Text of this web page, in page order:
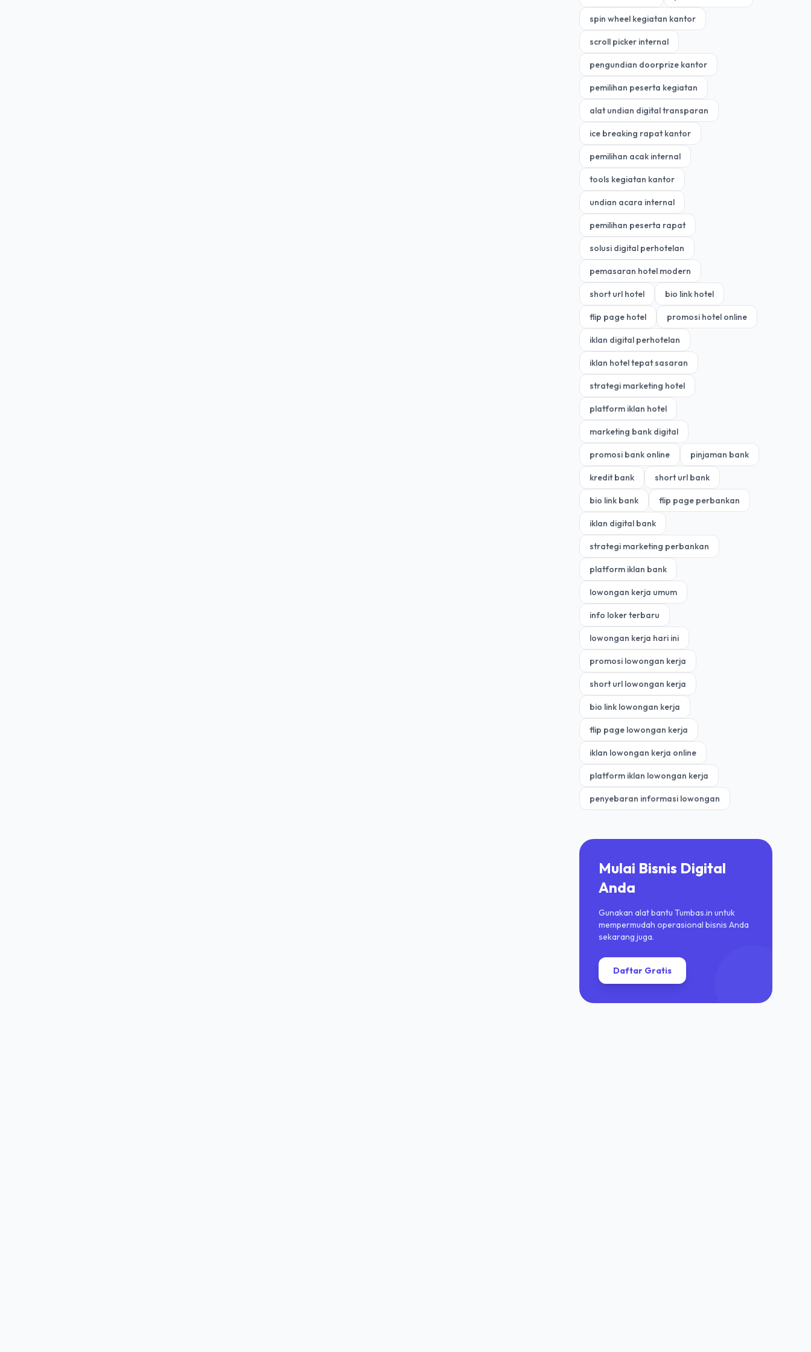
spin wheel kegiatan kantor
scroll picker internal
pengundian doorprize kantor
pemilihan peserta kegiatan
alat undian digital transparan
ice breaking rapat kantor
pemilihan acak internal
tools kegiatan kantor
undian acara internal
pemilihan peserta rapat
solusi digital perhotelan
pemasaran hotel modern
short url hotel bio link hotel
flip page hotel promosi hotel online
iklan digital perhotelan
iklan hotel tepat sasaran
strategi marketing hotel
platform iklan hotel
marketing bank digital
promosi bank online pinjaman bank
kredit bank short url bank
bio link bank flip page perbankan
iklan digital bank
strategi marketing perbankan
platform iklan bank
lowongan kerja umum
info loker terbaru
lowongan kerja hari ini
promosi lowongan kerja
short url lowongan kerja
bio link lowongan kerja
flip page lowongan kerja
iklan lowongan kerja online
platform iklan lowongan kerja
penyebaran informasi lowongan
Mulai Bisnis Digital
Anda
Gunakan alat bantu Tumbas.in untuk
mempermudah operasional bisnis Anda
sekarang juga.
Daftar Gratis